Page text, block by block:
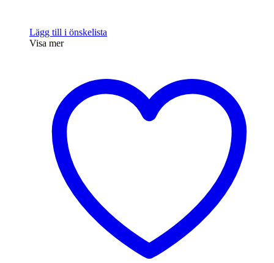
Lägg till i önskelista
Visa mer